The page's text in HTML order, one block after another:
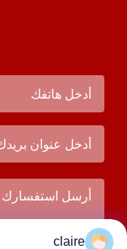
claire